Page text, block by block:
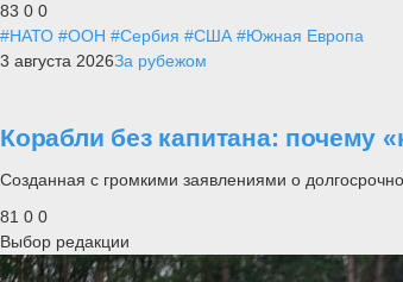
83 0 0
#НАТО #ООН #Сербия #США #Южная Европа
3 августа 2026За рубежом
Корабли без капитана: почему
Созданная с громкими заявлениями о
81 0 0
Выбор редакции